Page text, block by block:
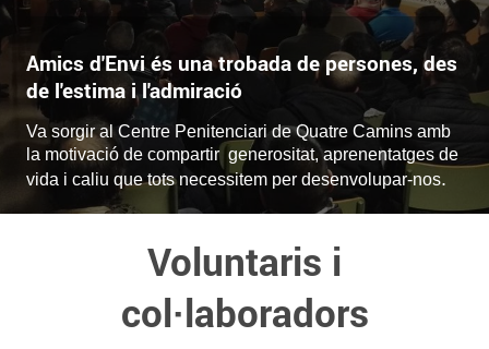
Amics d'Envi és una trobada de persones, des
de l'estima i l'admiració
Va sorgir al Centre Penitenciari de Quatre Camins amb
la motivació de compartir generositat, aprenentatges de
vida i caliu que tots necessitem per desenvolupar-nos.
Voluntaris i
col·laboradors